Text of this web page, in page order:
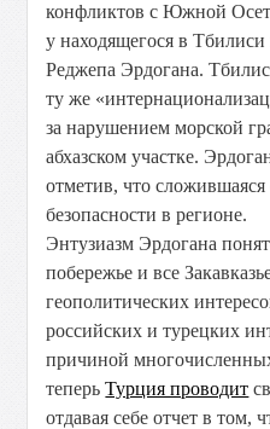
конфликтов с Южной
у находящегося в
Реджепа Эрдогана.
ту же
за нарушением морской
абхазском участке.
отметив, что сложившаяся
безопасности в регионе.
Энтузиазм Эрдогана
побережье и все
геополитических
российских и турецких
причиной
теперьТурция проводит
отдавая себе отчет в том,